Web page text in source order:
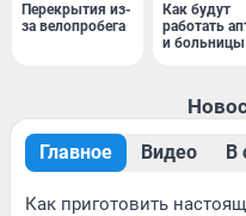
Перекрытия из-
за велопробега
Как будут
работать
и больницы
Главное Видео В
Как приготовить